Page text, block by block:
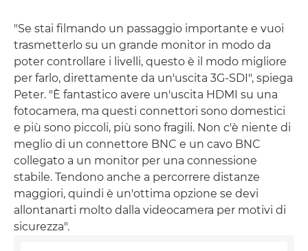
"Se stai filmando un passaggio importante e vuoi
trasmetterlo su un grande monitor in modo da
poter controllare i livelli, questo è il modo migliore
per farlo, direttamente da un'uscita 3G-SDI", spiega
Peter. "È fantastico avere un'uscita HDMI su una
fotocamera, ma questi connettori sono domestici
e più sono piccoli, più sono fragili. Non c'è niente di
meglio di un connettore BNC e un cavo BNC
collegato a un monitor per una connessione
stabile. Tendono anche a percorrere distanze
maggiori, quindi è un'ottima opzione se devi
allontanarti molto dalla videocamera per motivi di
sicurezza".